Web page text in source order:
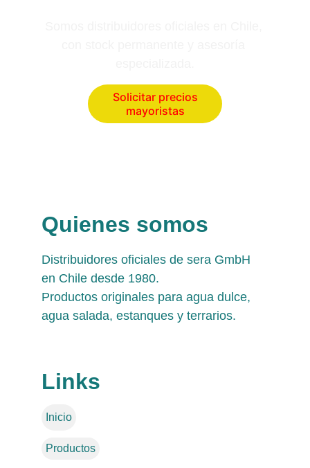
Solicitar precios
mayoristas
Quienes somos
Distribuidores oficiales de sera GmbH
en Chile desde 1980.
Productos originales para agua dulce,
agua salada, estanques y terrarios.
Inicio
Links
Productos